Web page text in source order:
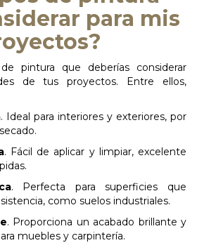
para mis
pintura que deberías considerar
de tus proyectos. Entre ellos,
. Ideal para interiores y exteriores, por
. Fácil de aplicar y limpiar, excelente
. Perfecta para superficies que
como suelos industriales.
. Proporciona un acabado brillante y
muebles y carpintería.